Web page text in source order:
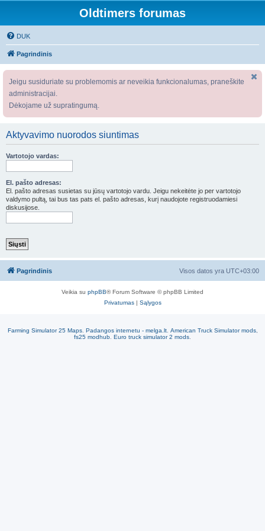
Oldtimers forumas
DUK
Pagrindinis
Jeigu susiduriate su problemomis ar neveikia funkcionalumas, praneškite
administracijai.
Dėkojame už supratingumą.
Aktyvavimo nuorodos siuntimas
Vartotojo vardas:
El. pašto adresas:
El. pašto adresas susietas su jūsų vartotojo vardu. Jeigu nekeitėte jo per vartotojo
valdymo pultą, tai bus tas pats el. pašto adresas, kurį naudojote registruodamiesi
diskusijose.
Pagrindinis Visos datos yra UTC+03:00
Veikia su phpBB® Forum Software © phpBB Limited
Privatumas| Sąlygos
Farming Simulator 25 Maps. Padangos internetu - melga.lt. American Truck Simulator mods,
fs25 modhub Euro truck simulator 2 mods